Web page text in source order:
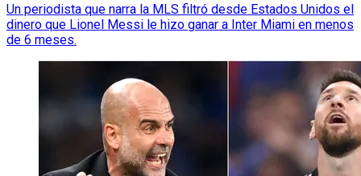
Un periodista que narra la MLS filtró desde Estados Unidos el
dinero que Lionel Messi le hizo ganar a Inter Miami en menos
de 6 meses.